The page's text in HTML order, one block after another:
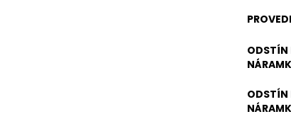
ODSTÍN
ODSTÍN